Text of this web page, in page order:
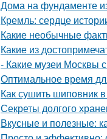
Дома на фундаменте
Кремль: сердце
Какие необычные
Какие из
- Какие музеи Москвы
Оптимальное время
Как сушить шиповник
Секреты долгого
Вкусные и полезные: